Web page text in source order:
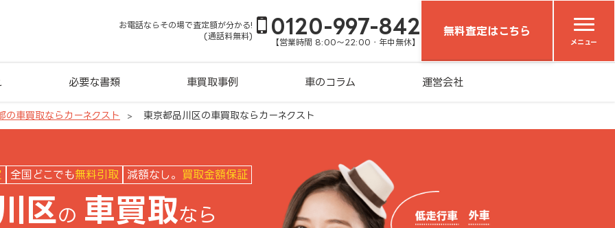
お電話ならその場で査定額が分かる!
(通話料無料)
0120-997-842
【営業時間 8:00～22:00・年中無休】
無料査定はこちら
メニュー
必要な書類 車買取事例 車のコラム 運営会社
の車買取ならカーネクスト 東京都品川区の車買取ならカーネクスト
全国どこでも無料引取 減額なし。 買取金額保証
区の 車買取なら